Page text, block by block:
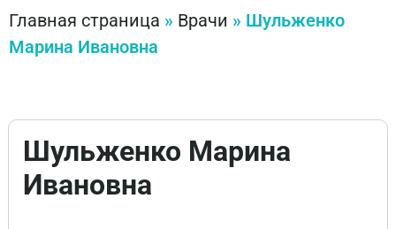
Главная страница » Врачи » Шульженко
Марина Ивановна
Шульженко Марина
Ивановна